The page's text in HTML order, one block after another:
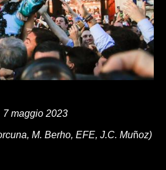
7 maggio 2023
M. Berho, EFE, J.C. Muñoz)